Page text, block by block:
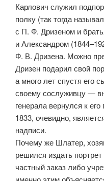
Карлович служил
полку (так тогда
с П. Ф. Дризеном и
и Александром
Ф. В. Дризена. Можно
Дризен подарил свой
а много лет спустя его
своему сослуживцу —
генерала вернулся к
1833, очевидно,
надписи.
Почему же Шлатер,
решился издать
частный заказ либо